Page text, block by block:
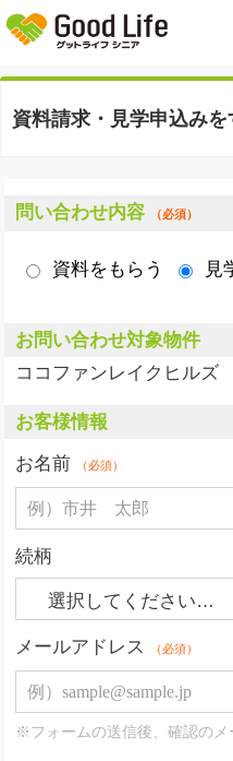
資料請求・見学申込みを
問い合わせ内容 （必須）
資料をもらう 見
お問い合わせ対象物件
ココファンレイクヒルズ
お客様情報
お名前
（必須）
続柄
メールアドレス （必須）
※フォームの送信後、確認のメ